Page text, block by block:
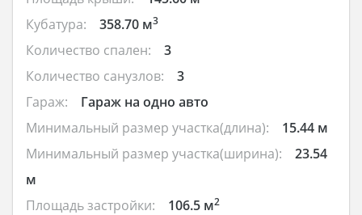
Кубатура: 358.70 м3
Количество спален:
3
Количество санузлов:
3
Гараж:
Гараж на одно авто
Минимальный размер участка(длина):
15.44 м
Минимальный размер участка(ширина):
23.54
м
Площадь застройки:
106.5 м2